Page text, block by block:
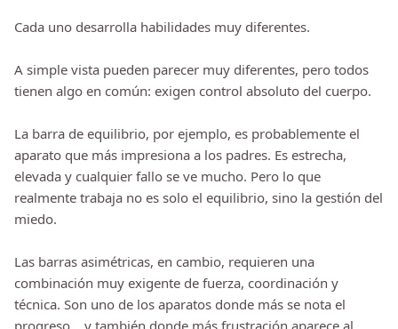
Cada uno desarrolla habilidades muy diferentes.
A simple vista pueden parecer muy diferentes, pero todos
tienen algo en común: exigen control absoluto del cuerpo.
La barra de equilibrio, por ejemplo, es probablemente el
aparato que más impresiona a los padres. Es estrecha,
elevada y cualquier fallo se ve mucho. Pero lo que
realmente trabaja no es solo el equilibrio, sino la gestión del
miedo.
Las barras asimétricas, en cambio, requieren una
combinación muy exigente de fuerza, coordinación y
técnica. Son uno de los aparatos donde más se nota el
progreso… y también donde más frustración aparece al